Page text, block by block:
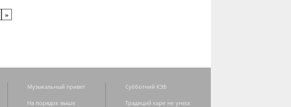
»
Музыкальный привет
На порядок выше
Субботний КЭБ
Традиций каре не унеск